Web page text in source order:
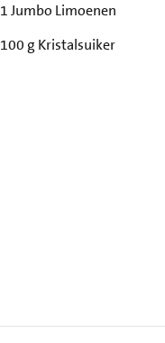
1 Jumbo Limoenen
100 g Kristalsuiker